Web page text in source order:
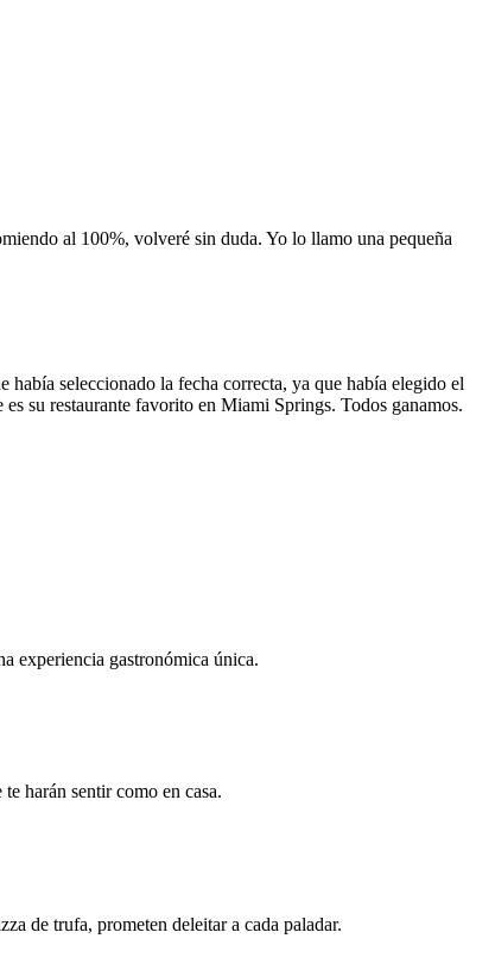
al 100%, volveré sin duda. Yo lo llamo una pequeña
seleccionado la fecha correcta, ya que había elegido el
su restaurante favorito en Miami Springs. Todos ganamos.
experiencia gastronómica única.
harán sentir como en casa.
de trufa, prometen deleitar a cada paladar.